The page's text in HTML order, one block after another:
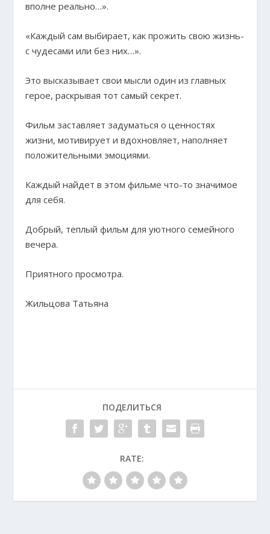
вполне реально…».
«Каждый сам выбирает, как прожить свою жизнь-
с чудесами или без них…».
Это высказывает свои мысли один из главных
герое, раскрывая тот самый секрет.
Фильм заставляет задуматься о ценностях
жизни, мотивирует и вдохновляет, наполняет
положительными эмоциями.
Каждый найдет в этом фильме что-то значимое
для себя.
Добрый, теплый фильм для уютного семейного
вечера.
Приятного просмотра.
Жильцова Татьяна
ПОДЕЛИТЬСЯ
RATE: